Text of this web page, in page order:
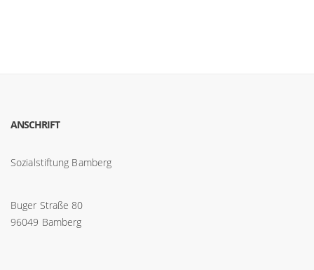
ANSCHRIFT
Sozialstiftung Bamberg
Buger Straße 80
96049 Bamberg